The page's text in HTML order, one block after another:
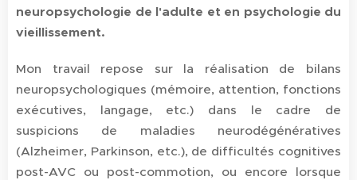
neuropsychologie de l'adulte et en psychologie du
vieillissement.
Mon travail repose sur la réalisation de bilans
neuropsychologiques (mémoire, attention, fonctions
exécutives, langage, etc.) dans le cadre de
suspicions de maladies neurodégénératives
(Alzheimer, Parkinson, etc.), de difficultés cognitives
post-AVC ou post-commotion, ou encore lorsque